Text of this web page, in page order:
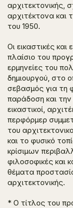
αρχιτεκτονικής,
αρχιτέκτονα και
του 1950.
Οι εικαστικές
πλαίσιο του
ερμηνείες του
δημιουργού, στο
σεβασμός για τη
παράδοση και την
εικαστικοί,
περφόρμερ
του
και το φυσικό
κρίσιμων
φιλοσοφικές και
θέματα
αρχιτεκτονικής.
* Ο τίτλος του